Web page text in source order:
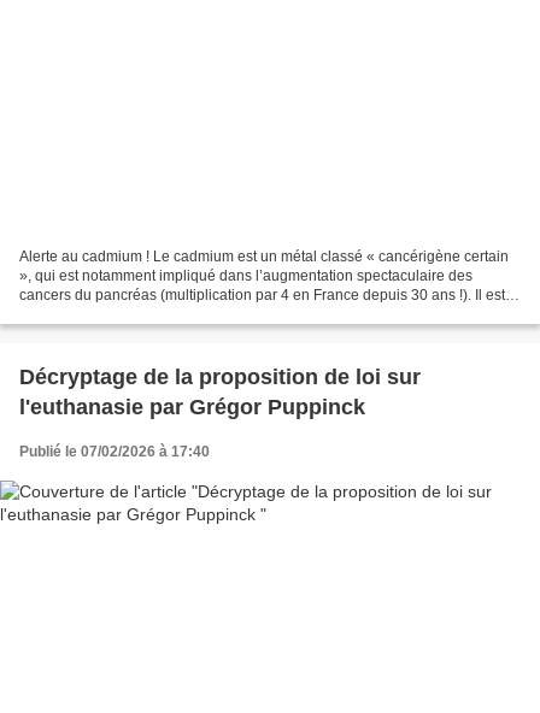
Alerte au cadmium ! Le cadmium est un métal classé « cancérigène certain
», qui est notamment impliqué dans l’augmentation spectaculaire des
cancers du pancréas (multiplication par 4 en France depuis 30 ans !). Il est
Décryptage de la proposition de loi sur
l'euthanasie par Grégor Puppinck
Publié le 07/02/2026 à 17:40